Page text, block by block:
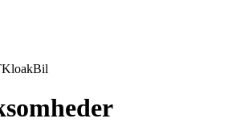
KloakBil